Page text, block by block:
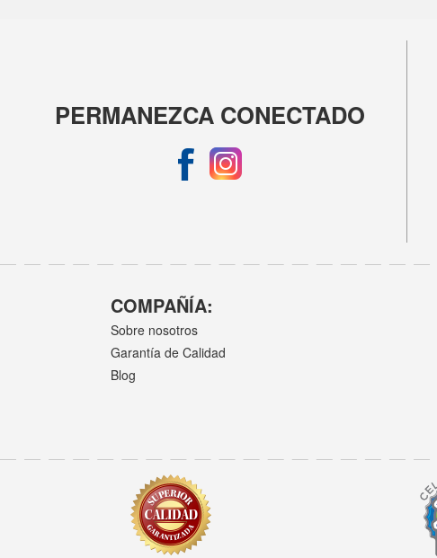
PERMANEZCA CONECTADO
COMPAÑÍA:
Sobre nosotros
Garantía de Calidad
Blog